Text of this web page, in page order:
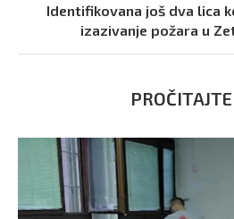
Identifikovana još dva lica
izazivanje požara u